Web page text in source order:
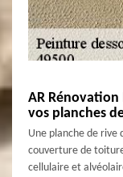
AR
vos planches
Une planche de
couverture de
cellulaire et